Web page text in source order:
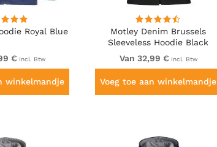
Royal Blue
€ Incl. Btw
winkelmandje
Motley Denim Brussels
Sleeveless Hoodie Black
Van 32,99 € Incl. Btw
Voeg toe aan winkelmandje